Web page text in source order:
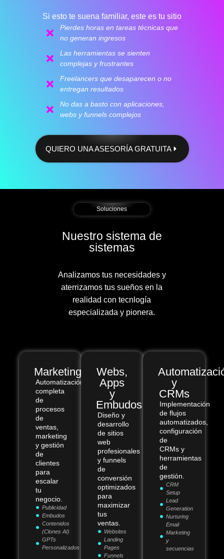
Si esto te suena familiar, este es tu sitio
Pierdes horas en tareas técnicas que
no generan ingresos
Las herramientas se sienten
complejas y frustrantes
Freelancers que desaparecen o no
entregan resultados
No das a basto con aplicaciones,
webs y funnels complejos
QUIERO UNA ASESORÍA GRATUITA
Soluciones
Nuestro sistema de
sistemas
Analizamos tus necesidades y
aterrizamos tus sueños en la
realidad con tecnlogía
especializada y pionera.
Marketing
Automatización
completa
de
procesos
de
ventas,
marketing
y gestión
de
clientes
para
escalar
tu
negocio.
Publicidad
Embudos
Contenidos
(Clones AI)
GPTs
Personalizados
Webs,
Apps
y
Embudos
Diseño y
desarrollo
de sitios
web
profesionales
y funnels
de
conversión
optimizados
para
maximizar
tus
ventas.
Websites
Landing
Pages
Funnels
y
CRMs
Implementación
de flujos
automatizados,
configuración
de
CRMs y
herramientas
de
gestión.
CRM
Setup
Lead
Generation
Nurturing
Email
Marketing
y
secuencias